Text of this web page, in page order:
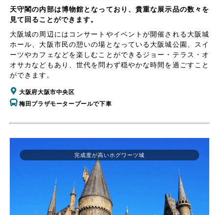
天守閣の内部は博物館となっており、貴重な展示品の数々を
見て回ることができます。
大阪城の周辺にはコンサートやイベントが開催される大阪城
ホール、大阪市民の憩いの場となっている大阪城公園、スイ
ーツやカフェなどを楽しむことができるジョー・テラス・オ
オサカなどもあり、世代を問わず穏やかな時間を過ごすこと
ができます。
大阪府大阪市中央区
梅田プラザモータープールで下車
完成度が高いホグワーツ城